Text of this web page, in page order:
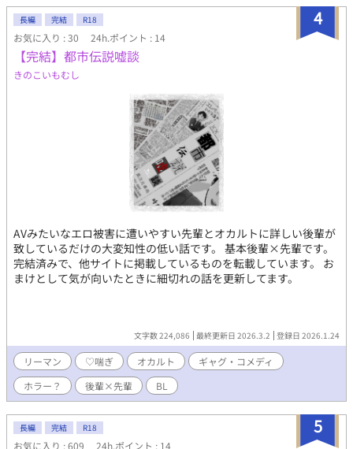
4
長編 完結 R18
お気に入り : 30 24h.ポイント : 14
【完結】都市伝説嘘談
きのこいもむし
AVみたいなエロ被害に遭いやすい先輩とオカルトに詳しい後輩が
致しているだけの大変知性の低い話です。 基本後輩×先輩です。
完結済みで、他サイトに掲載しているものを転載しています。 お
まけとして気が向いたときに細切れの話を更新してます。
文字数 224,086 最終更新日 2026.3.2 登録日 2026.1.24
リーマン ♡喘ぎ オカルト
ギャグ・コメディ
ホラー？
後輩×先輩 BL
5
長編 完結 R18
お気に入り : 609 24h.ポイント : 14